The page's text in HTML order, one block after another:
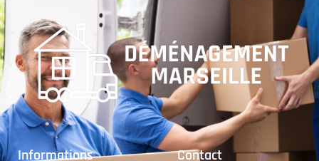
Informations Contact